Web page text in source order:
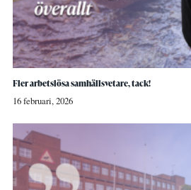
Fler arbetslösa samhällsvetare, tack!
16 februari, 2026